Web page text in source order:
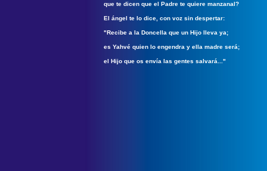
que te dicen que el Padre te quiere manzanal?
El ángel te lo dice, con voz sin despertar:
"Recibe a la Doncella que un Hijo lleva ya;
es Yahvé quien lo engendra y ella madre será;
el Hijo que os envía las gentes salvará..."